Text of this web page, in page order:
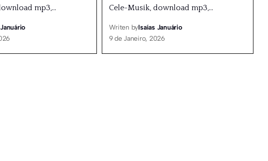
mp3,…
Cele-Musik, download mp3,…
Writen byIsaías Januário
9 de Janeiro, 2026